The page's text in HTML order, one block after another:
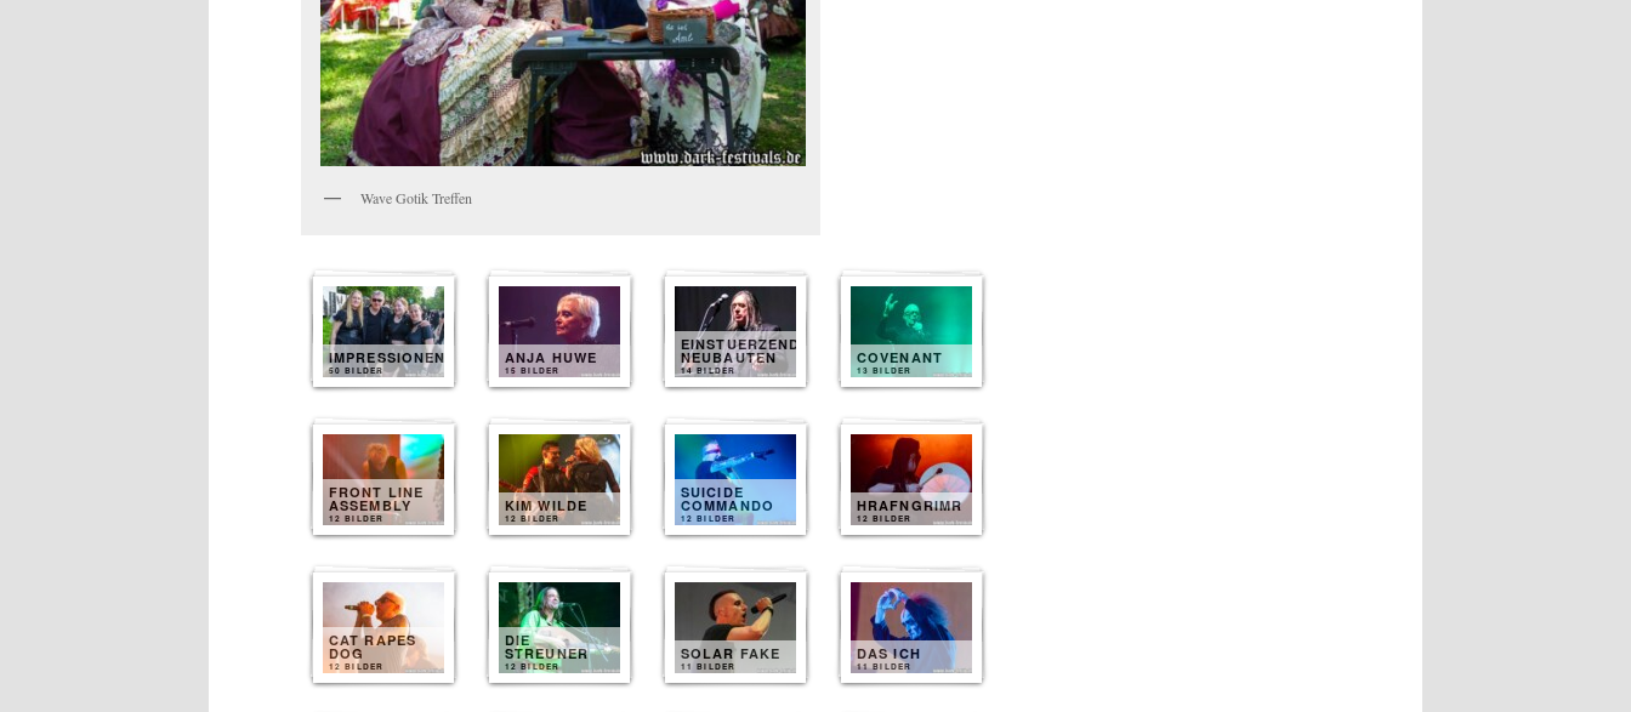
Wave Gotik Treffen
IMPRESSIONEN
50 BILDER
ANJA HUWE
15 BILDER
EINSTUERZENDE
NEUBAUTEN
14 BILDER
COVENANT
13 BILDER
FRONT LINE
ASSEMBLY
12 BILDER
KIM WILDE
12 BILDER
SUICIDE
COMMANDO
12 BILDER
HRAFNGRIMR
12 BILDER
CAT RAPES
DOG
12 BILDER
DIE
STREUNER
12 BILDER
SOLAR FAKE
11 BILDER
DAS ICH
11 BILDER